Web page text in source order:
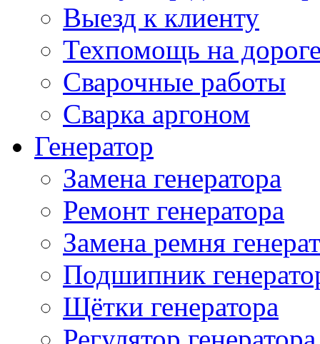
Выезд к клиенту
Техпомощь на
Сварочные работы
Сварка аргоном
Генератор
Замена генератора
Ремонт генератора
Замена ремня
Подшипник
Щётки генератора